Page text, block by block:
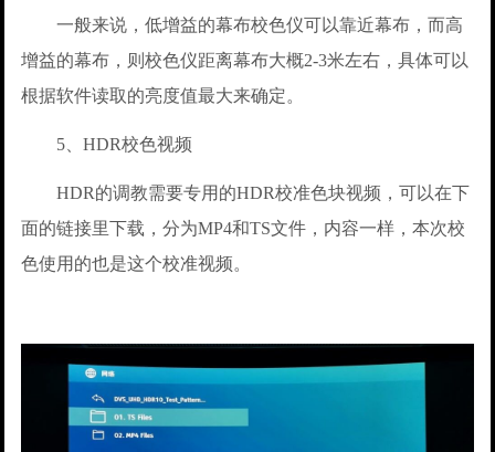
一般来说，低增益的幕布校色仪可以靠近幕布，而高
增益的幕布，则校色仪距离幕布大概2-3米左右，具体可以
根据软件读取的亮度值最大来确定。
5、HDR校色视频
HDR的调教需要专用的HDR校准色块视频，可以在下
面的链接里下载，分为MP4和TS文件，内容一样，本次校
色使用的也是这个校准视频。